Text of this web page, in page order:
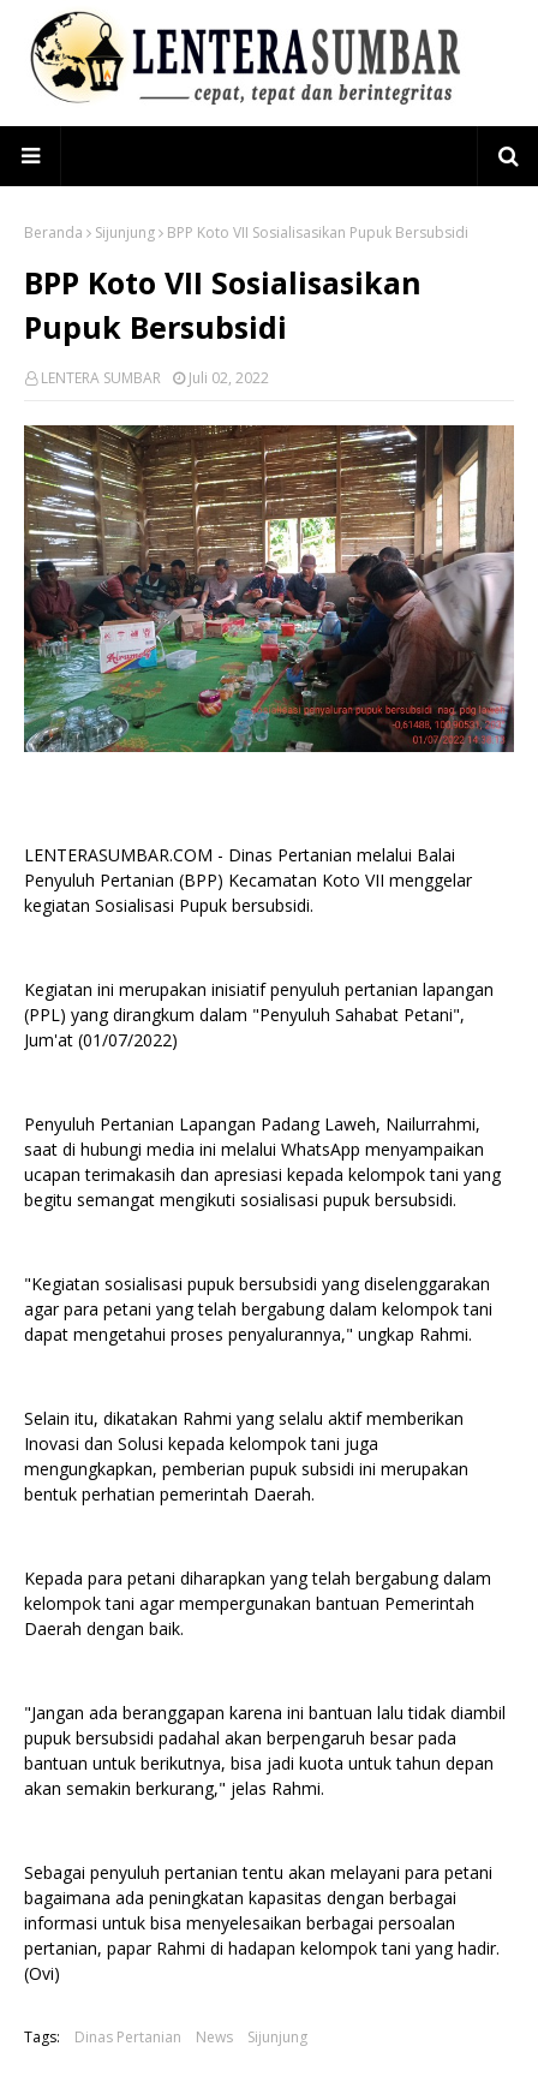
Beranda Sijunjung BPP Koto VII Sosialisasikan Pupuk Bersubsidi
BPP Koto VII Sosialisasikan
Pupuk Bersubsidi
LENTERA SUMBAR Juli 02, 2022
LENTERASUMBAR.COM - Dinas Pertanian melalui Balai
Penyuluh Pertanian (BPP) Kecamatan Koto VII menggelar
kegiatan Sosialisasi Pupuk bersubsidi.
Kegiatan ini merupakan inisiatif penyuluh pertanian lapangan
(PPL) yang dirangkum dalam "Penyuluh Sahabat Petani",
Jum'at (01/07/2022)
Penyuluh Pertanian Lapangan Padang Laweh, Nailurrahmi,
saat di hubungi media ini melalui WhatsApp menyampaikan
ucapan terimakasih dan apresiasi kepada kelompok tani yang
begitu semangat mengikuti sosialisasi pupuk bersubsidi.
"Kegiatan sosialisasi pupuk bersubsidi yang diselenggarakan
agar para petani yang telah bergabung dalam kelompok tani
dapat mengetahui proses penyalurannya," ungkap Rahmi.
Selain itu, dikatakan Rahmi yang selalu aktif memberikan
Inovasi dan Solusi kepada kelompok tani juga
mengungkapkan, pemberian pupuk subsidi ini merupakan
bentuk perhatian pemerintah Daerah.
Kepada para petani diharapkan yang telah bergabung dalam
kelompok tani agar mempergunakan bantuan Pemerintah
Daerah dengan baik.
"Jangan ada beranggapan karena ini bantuan lalu tidak diambil
pupuk bersubsidi padahal akan berpengaruh besar pada
bantuan untuk berikutnya, bisa jadi kuota untuk tahun depan
akan semakin berkurang," jelas Rahmi.
Sebagai penyuluh pertanian tentu akan melayani para petani
bagaimana ada peningkatan kapasitas dengan berbagai
informasi untuk bisa menyelesaikan berbagai persoalan
pertanian, papar Rahmi di hadapan kelompok tani yang hadir.
(Ovi)
Tags: Dinas Pertanian News Sijunjung